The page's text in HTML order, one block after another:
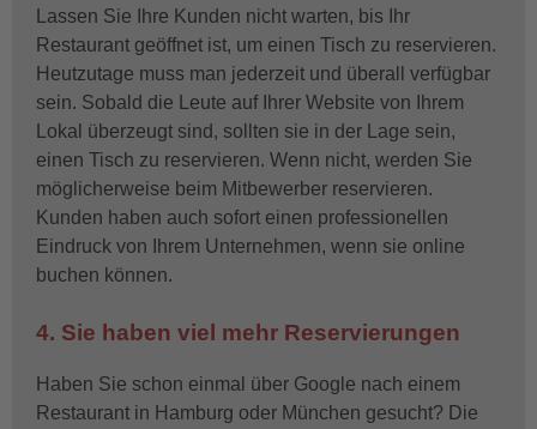
Lassen Sie Ihre Kunden nicht warten, bis Ihr
Restaurant geöffnet ist, um einen Tisch zu reservieren.
Heutzutage muss man jederzeit und überall verfügbar
sein. Sobald die Leute auf Ihrer Website von Ihrem
Lokal überzeugt sind, sollten sie in der Lage sein,
einen Tisch zu reservieren. Wenn nicht, werden Sie
möglicherweise beim Mitbewerber reservieren.
Kunden haben auch sofort einen professionellen
Eindruck von Ihrem Unternehmen, wenn sie online
buchen können.
4. Sie haben viel mehr Reservierungen
Haben Sie schon einmal über Google nach einem
Restaurant in Hamburg oder München gesucht? Die